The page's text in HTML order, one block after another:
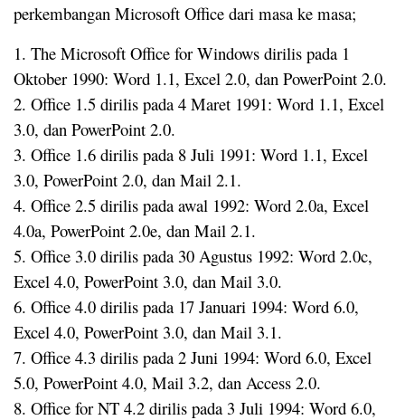
perkembangan Microsoft Office dari masa ke masa;
1. The Microsoft Office for Windows dirilis pada 1
Oktober 1990: Word 1.1, Excel 2.0, dan PowerPoint 2.0.
2. Office 1.5 dirilis pada 4 Maret 1991: Word 1.1, Excel
3.0, dan PowerPoint 2.0.
3. Office 1.6 dirilis pada 8 Juli 1991: Word 1.1, Excel
3.0, PowerPoint 2.0, dan Mail 2.1.
4. Office 2.5 dirilis pada awal 1992: Word 2.0a, Excel
4.0a, PowerPoint 2.0e, dan Mail 2.1.
5. Office 3.0 dirilis pada 30 Agustus 1992: Word 2.0c,
Excel 4.0, PowerPoint 3.0, dan Mail 3.0.
6. Office 4.0 dirilis pada 17 Januari 1994: Word 6.0,
Excel 4.0, PowerPoint 3.0, dan Mail 3.1.
7. Office 4.3 dirilis pada 2 Juni 1994: Word 6.0, Excel
5.0, PowerPoint 4.0, Mail 3.2, dan Access 2.0.
8. Office for NT 4.2 dirilis pada 3 Juli 1994: Word 6.0,